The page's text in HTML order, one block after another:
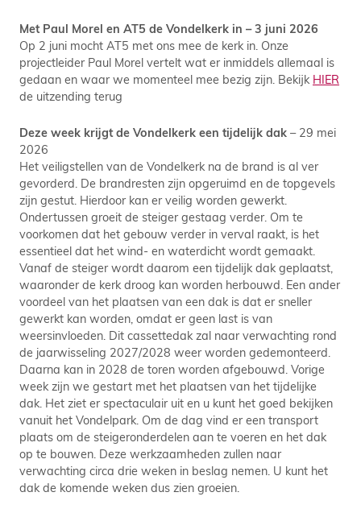
Met Paul Morel en AT5 de Vondelkerk in – 3 juni 2026
Op 2 juni mocht AT5 met ons mee de kerk in. Onze
projectleider Paul Morel vertelt wat er inmiddels allemaal is
gedaan en waar we momenteel mee bezig zijn. Bekijk HIER
de uitzending terug
Deze week krijgt de Vondelkerk een tijdelijk dak – 29 mei
2026
Het veiligstellen van de Vondelkerk na de brand is al ver
gevorderd. De brandresten zijn opgeruimd en de topgevels
zijn gestut. Hierdoor kan er veilig worden gewerkt.
Ondertussen groeit de steiger gestaag verder. Om te
voorkomen dat het gebouw verder in verval raakt, is het
essentieel dat het wind- en waterdicht wordt gemaakt.
Vanaf de steiger wordt daarom een tijdelijk dak geplaatst,
waaronder de kerk droog kan worden herbouwd. Een ander
voordeel van het plaatsen van een dak is dat er sneller
gewerkt kan worden, omdat er geen last is van
weersinvloeden. Dit cassettedak zal naar verwachting rond
de jaarwisseling 2027/2028 weer worden gedemonteerd.
Daarna kan in 2028 de toren worden afgebouwd. Vorige
week zijn we gestart met het plaatsen van het tijdelijke
dak. Het ziet er spectaculair uit en u kunt het goed bekijken
vanuit het Vondelpark. Om de dag vind er een transport
plaats om de steigeronderdelen aan te voeren en het dak
op te bouwen. Deze werkzaamheden zullen naar
verwachting circa drie weken in beslag nemen. U kunt het
dak de komende weken dus zien groeien.